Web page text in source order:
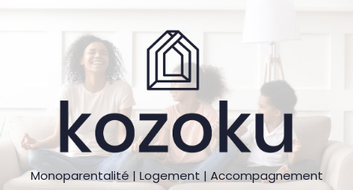
Monoparentalité | Logement | Accompagnement